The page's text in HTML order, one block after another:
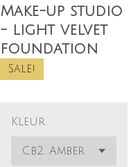
Make-up studio
- light velvet
foundation
Sale!
Kleur